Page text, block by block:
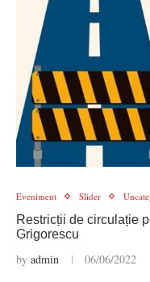
Eveniment Slider
Restricții de circulație
Grigorescu
by admin 06/06/2022